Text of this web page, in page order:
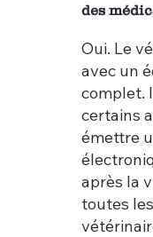
des
Oui. Le
avec un
complet.
certains
émettre
après la
toutes